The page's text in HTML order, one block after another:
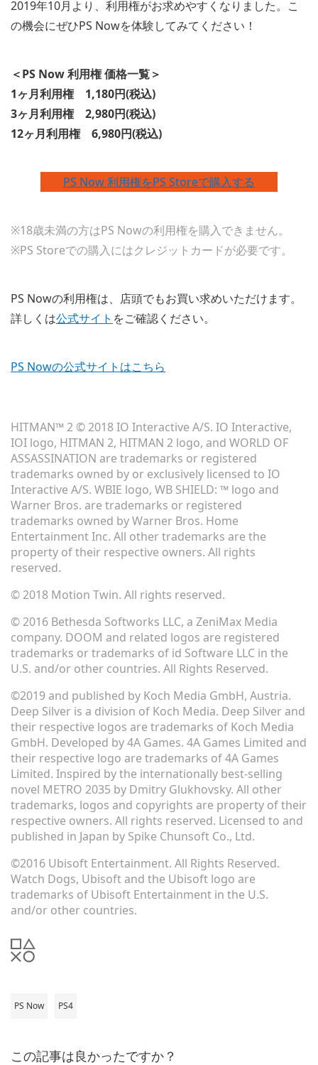
2019年10月より、利用権がお求めやすくなりました。こ
の機会にぜひPS Nowを体験してみてください！
＜PS Now 利用権 価格一覧＞
1ヶ月利用権 1,180円(税込)
3ヶ月利用権 2,980円(税込)
12ヶ月利用権 6,980円(税込)
PS Now 利用権をPS Storeで購入する
※18歳未満の方はPS Nowの利用権を購入できません。
※PS Storeでの購入にはクレジットカードが必要です。
PS Nowの利用権は、店頭でもお買い求めいただけます。
詳しくは公式サイト をご確認ください。
PS Nowの公式サイトはこちら
HITMAN™ 2 © 2018 IO Interactive A/S. IO Interactive,
IOI logo, HITMAN 2, HITMAN 2 logo, and WORLD OF
ASSASSINATION are trademarks or registered
trademarks owned by or exclusively licensed to IO
Interactive A/S. WBIE logo, WB SHIELD: ™ logo and
Warner Bros. are trademarks or registered
trademarks owned by Warner Bros. Home
Entertainment Inc. All other trademarks are the
property of their respective owners. All rights
reserved.
© 2018 Motion Twin. All rights reserved.
© 2016 Bethesda Softworks LLC, a ZeniMax Media
company. DOOM and related logos are registered
trademarks or trademarks of id Software LLC in the
U.S. and/or other countries. All Rights Reserved.
©2019 and published by Koch Media GmbH, Austria.
Deep Silver is a division of Koch Media. Deep Silver and
their respective logos are trademarks of Koch Media
GmbH. Developed by 4A Games. 4A Games Limited and
their respective logo are trademarks of 4A Games
Limited. Inspired by the internationally best-selling
novel METRO 2035 by Dmitry Glukhovsky. All other
trademarks, logos and copyrights are property of their
respective owners. All rights reserved. Licensed to and
published in Japan by Spike Chunsoft Co., Ltd.
©2016 Ubisoft Entertainment. All Rights Reserved.
Watch Dogs, Ubisoft and the Ubisoft logo are
trademarks of Ubisoft Entertainment in the U.S.
and/or other countries.
PS Now PS4
この記事は良かったですか？